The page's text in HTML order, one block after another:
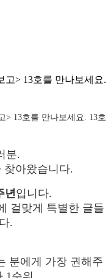
고> 13호를 만나보세요.
분.
찾아왔습니다.
년입니다.
걸맞게 특별한 글들
.
분에게 가장 권해주